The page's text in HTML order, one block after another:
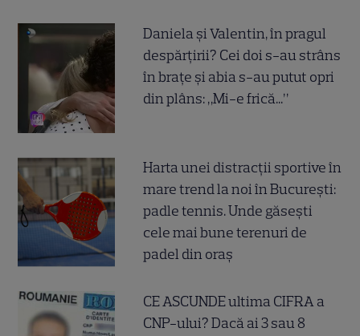
Daniela și Valentin, în pragul
despărțirii? Cei doi s-au strâns
în brațe și abia s-au putut opri
din plâns: „Mi-e frică...”
Harta unei distracții sportive în
mare trend la noi în București:
padle tennis. Unde găsești
cele mai bune terenuri de
padel din oraș
CE ASCUNDE ultima CIFRA a
CNP-ului? Dacă ai 3 sau 8